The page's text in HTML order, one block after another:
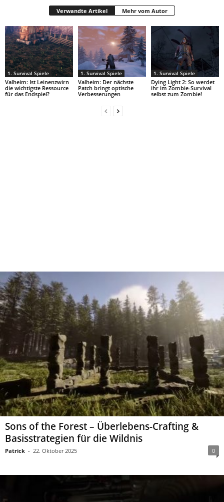
Verwandte Artikel Mehr vom Autor
1. Survival Spiele
Valheim: Ist Leinenzwirn
die wichtigste Ressource
für das Endspiel?
1. Survival Spiele
Valheim: Der nächste
Patch bringt optische
Verbesserungen
1. Survival Spiele
Dying Light 2: So werdet
ihr im Zombie-Survival
selbst zum Zombie!
Sons of the Forest – Überlebens-Crafting &
Basisstrategien für die Wildnis
Patrick - 22. Oktober 2025 0